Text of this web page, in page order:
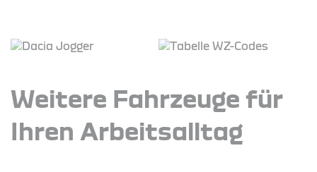
Weitere Fahrzeuge für
Ihren Arbeitsalltag